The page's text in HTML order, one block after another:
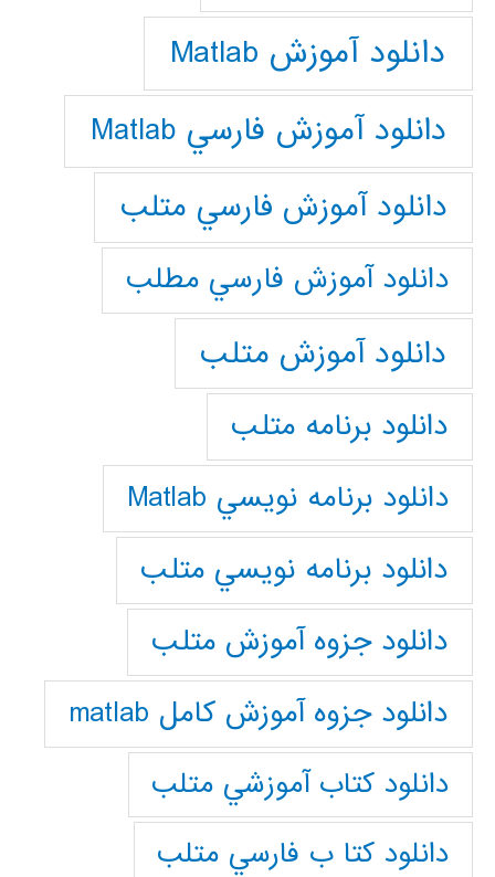
دانلود آموزش Matlab
دانلود آموزش فارسي Matlab
دانلود آموزش فارسي متلب
دانلود آموزش فارسي مطلب
دانلود آموزش متلب
دانلود برنامه متلب
دانلود برنامه نويسي Matlab
دانلود برنامه نويسي متلب
دانلود جزوه آموزش متلب
دانلود جزوه آموزش کامل matlab
دانلود كتاب آموزشي متلب
دانلود كتا ب فارسي متلب